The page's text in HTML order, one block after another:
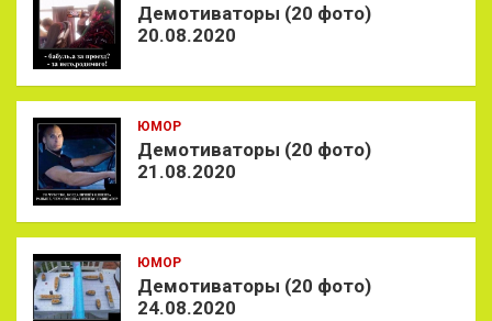
Демотиваторы (20 фото)
20.08.2020
ЮМОР
Демотиваторы (20 фото)
21.08.2020
ЮМОР
Демотиваторы (20 фото)
24.08.2020